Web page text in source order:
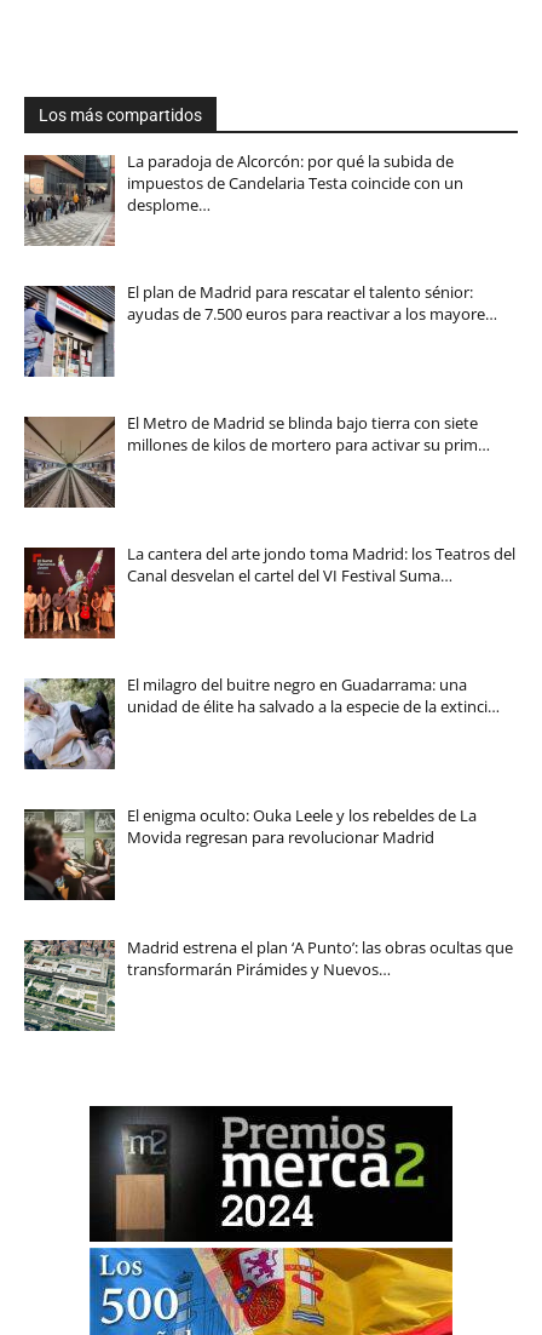
Los más compartidos
La paradoja de Alcorcón: por qué la subida de
impuestos de Candelaria Testa coincide con un
desplome…
El plan de Madrid para rescatar el talento sénior:
ayudas de 7.500 euros para reactivar a los mayore…
El Metro de Madrid se blinda bajo tierra con siete
millones de kilos de mortero para activar su prim…
La cantera del arte jondo toma Madrid: los Teatros del
Canal desvelan el cartel del VI Festival Suma…
El milagro del buitre negro en Guadarrama: una
unidad de élite ha salvado a la especie de la extinci…
El enigma oculto: Ouka Leele y los rebeldes de La
Movida regresan para revolucionar Madrid
Madrid estrena el plan ‘A Punto’: las obras ocultas que
transformarán Pirámides y Nuevos…